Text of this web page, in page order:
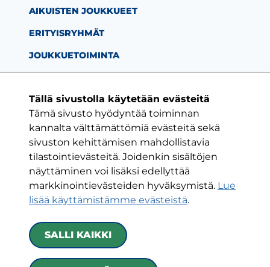
Tällä sivustolla käytetään evästeitä
Tämä sivusto hyödyntää toiminnan
kannalta välttämättömiä evästeitä sekä
sivuston kehittämisen mahdollistavia
tilastointievästeitä. Joidenkin sisältöjen
näyttäminen voi lisäksi edellyttää
markkinointievästeiden hyväksymistä. Lue
lisää käyttämistämme evästeistä.​​​​​​​
SALLI KAIKKI
AIKUISTEN JOUKKUEET
ERITYISRYHMÄT
JOUKKUETOIMINTA
Facebook-sivu
Twitter-sivu
Instagram-
ON VAIN YKSI KLUBI
HJK RY
00250 Helsinki
Kaikki yhteystiedot|Toimintaehdot